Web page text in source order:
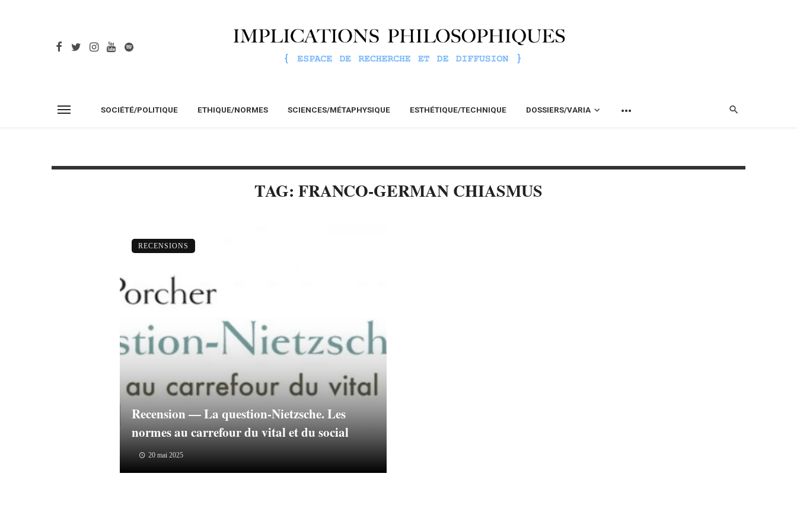
SOCIÉTÉ/POLITIQUE ETHIQUE/NORMES SCIENCES/MÉTAPHYSIQUE ESTHÉTIQUE/TECHNIQUE DOSSIERS/VARIA
TAG: FRANCO-GERMAN CHIASMUS
Recension — La question-Nietzsche. Les
normes au carrefour du vital et du social
20 mai 2025
RECENSIONS